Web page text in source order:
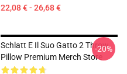
22,08 € - 26,68 €
Schlatt E Il Suo Gatto 2 Throw
Pillow Premium Merch Store
-20%